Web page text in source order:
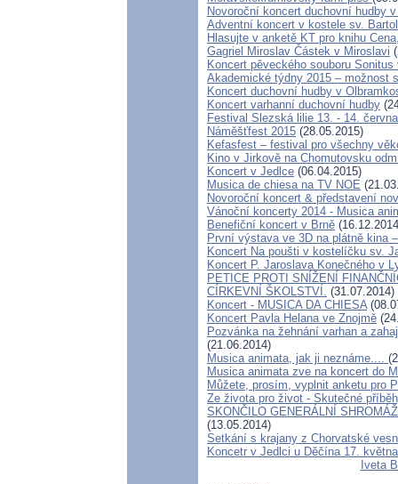
Novoroční koncert duchovní hudby
Adventní koncert v kostele sv.
Hlasujte v anketě KT pro knihu
Gagriel Miroslav Částek v Miroslavi
Koncert pěveckého souboru
Akademické týdny 2015 – možnost
Koncert duchovní hudby v
Koncert varhanní duchovní hudby
Festival Slezská lilie 13. - 14.
Náměšťfest 2015 (28.05.2015)
Kefasfest – festival pro všechny
Kino v Jirkově na Chomutovsku
Koncert v Jedlce (06.04.2015)
Musica de chiesa na TV NOE
Novoroční koncert & představení
Vánoční koncerty 2014 - Musica
Benefiční koncert v Brně
První výstava ve 3D na plátně kina
Koncert Na poušti v kostelíčku sv.
Koncert P. Jaroslava Konečného v
PETICE PROTI SNÍŽENÍ
CÍRKEVNÍ ŠKOLSTVÍ. (31.07.2014)
Koncert - MUSICA DA CHIESA
Koncert Pavla Helana ve Znojmě
Pozvánka na žehnání varhan a
(21.06.2014)
Musica animata, jak ji neznáme....
Musica animata zve na koncert do
Můžete, prosím, vyplnit anketu pro
Ze života pro život - Skutečné
SKONČILO GENERÁLNÍ
(13.05.2014)
Setkání s krajany z Chorvatské
Koncetr v Jedlci u Děčína 17.
Iveta